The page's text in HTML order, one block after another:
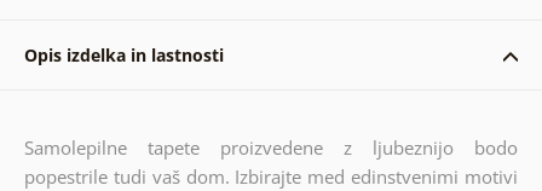
Opis izdelka in lastnosti
Samolepilne tapete proizvedene z ljubeznijo bodo
popestrile tudi vaš dom. Izbirajte med edinstvenimi motivi